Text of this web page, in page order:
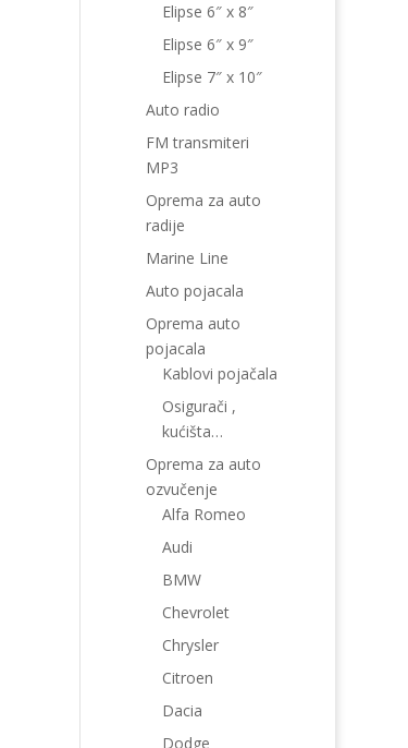
Elipse 6″ x 8″
Elipse 6″ x 9″
Elipse 7″ x 10″
Auto radio
FM transmiteri
MP3
Oprema za auto
radije
Marine Line
Auto pojacala
Oprema auto
pojacala
Kablovi pojačala
Osigurači ,
kućišta…
Oprema za auto
ozvučenje
Alfa Romeo
Audi
BMW
Chevrolet
Chrysler
Citroen
Dacia
Dodge